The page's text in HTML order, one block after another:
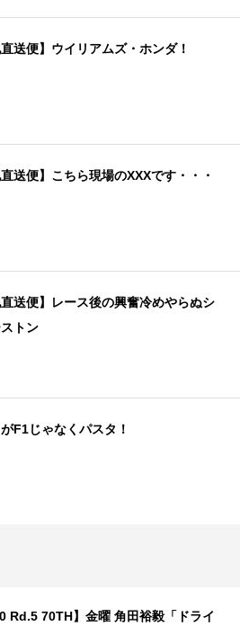
直送便】ウイリアムズ・ホンダ！
直送便】こちら現場のXXXです・・・
直送便】レース後の興奮冷めやらぬシ
トン
F1じゃなくパスタ！
Rd.5 70TH】金曜 角田裕毅「ドライ